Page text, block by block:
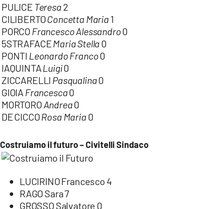
PULICE Teresa 2
CILIBERTOConcetta Maria 1
PORCO FrancescoAlessandro0
5STRAFACEMariaStella 0
PONTI LeonardoFranco0
IAQUINTALuigi0
ZICCARELLI Pasqualina0
GIOIA Francesca0
MORTORO Andrea0
DE CICCORosa Maria 0
Costruiamo il futuro – Civitelli Sindaco
LUCIRINO Francesco 4
RAGO Sara 7
GROSSO Salvatore 0